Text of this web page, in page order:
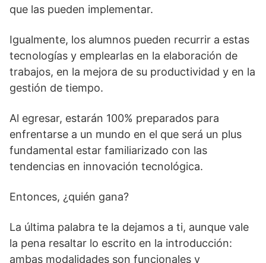
que las pueden implementar.
Igualmente, los alumnos pueden recurrir a estas
tecnologías y emplearlas en la elaboración de
trabajos, en la mejora de su productividad y en la
gestión de tiempo.
Al egresar, estarán 100% preparados para
enfrentarse a un mundo en el que será un plus
fundamental estar familiarizado con las
tendencias en innovación tecnológica.
Entonces, ¿quién gana?
La última palabra te la dejamos a ti, aunque vale
la pena resaltar lo escrito en la introducción:
ambas modalidades son funcionales y